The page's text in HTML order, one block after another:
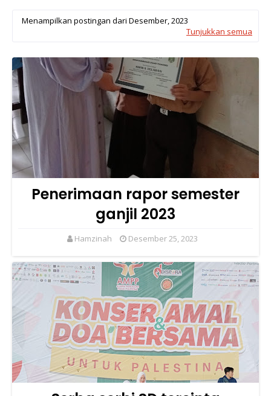
Menampilkan postingan dari Desember, 2023
Tunjukkan semua
Penerimaan rapor semester
ganjil 2023
Hamzinah Desember 25, 2023